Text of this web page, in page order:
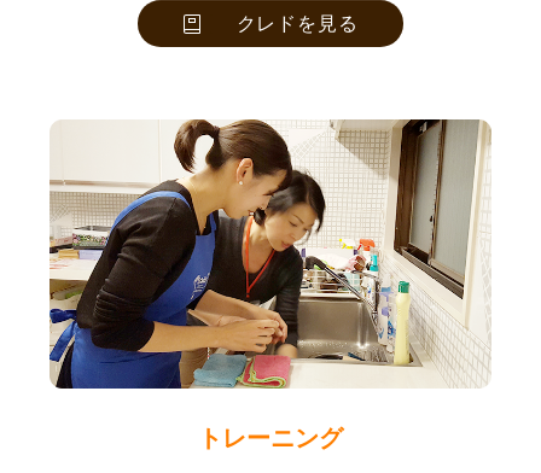
クレドを見る
トレーニング